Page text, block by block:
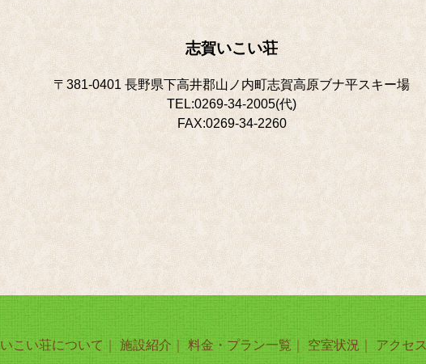
志賀いこい荘
〒381-0401 長野県下高井郡山ノ内町志賀高原ブナ平スキー場
TEL:0269-34-2005(代)
FAX:0269-34-2260
いこい荘について 施設紹介 料金・プラン一覧 空室状況 アクセス